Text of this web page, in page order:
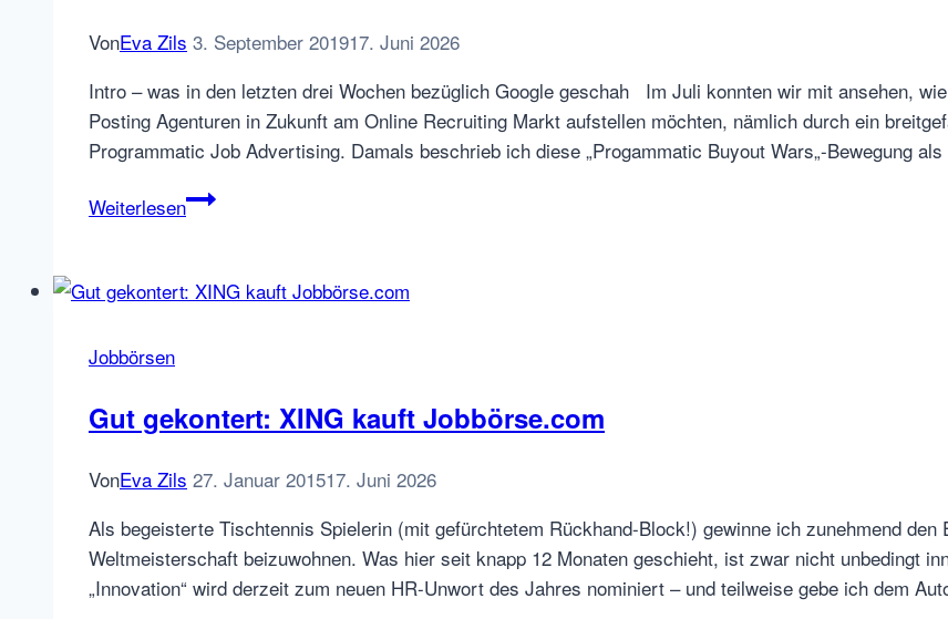
VonEva Zils 3. September 201917. Juni 2026
Intro – was in den letzten drei Wochen bezüglich Google geschah Im Juli konnten wir mit ansehen,
Posting Agenturen in Zukunft am Online Recruiting Markt aufstellen möchten, nämlich durch ein
Programmatic Job Advertising. Damals beschrieb ich diese „Progammatic Buyout Wars„-Bewegung
Weiterlesen23
gegen
Google
Ende
2020:
Google
und
Jobbörsen
Gut gekontert: XING kauft Jobbörse.com
VonEva Zils 27. Januar 201517. Juni 2026
Als begeisterte Tischtennis Spielerin (mit gefürchtetem Rückhand-Block!) gewinne ich zunehmend
Weltmeisterschaft beizuwohnen. Was hier seit knapp 12 Monaten geschieht, ist zwar nicht unbedingt
„Innovation“ wird derzeit zum neuen HR-Unwort des Jahres nominiert – und teilweise gebe ich dem